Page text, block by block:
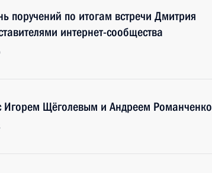
поручений по итогам встречи Дмитрия
интернет-сообщества
Игорем Щёголевым и Андреем Романченко